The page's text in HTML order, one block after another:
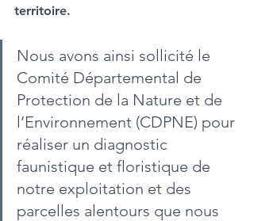
territoire.
Nous avons ainsi sollicité le
Comité Départemental de
Protection de la Nature et de
l’Environnement (CDPNE) pour
réaliser un diagnostic
faunistique et floristique de
notre exploitation et des
parcelles alentours que nous